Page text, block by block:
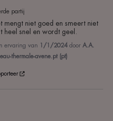
partij
mengt niet goed en smeert niet
snel en wordt geel.
ervaring van 1/1/2024 door A.A.
thermale-avene.pt (pt)